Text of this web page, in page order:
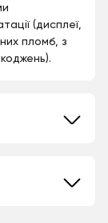
(дисплеї,
пломб, з